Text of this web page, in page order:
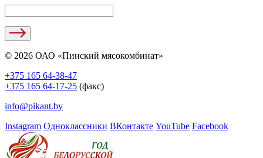
© 2026 ОАО «Пинский мясокомбинат»
+375 165 64-38-47
+375 165 64-17-25 (факс)
info@pikant.by
Instagram Одноклассники ВКонтакте YouTube Facebook